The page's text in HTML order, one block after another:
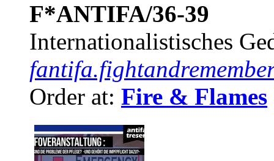
F*ANTIFA/36-39
Internationalistisches
Order at: Fire & Flames